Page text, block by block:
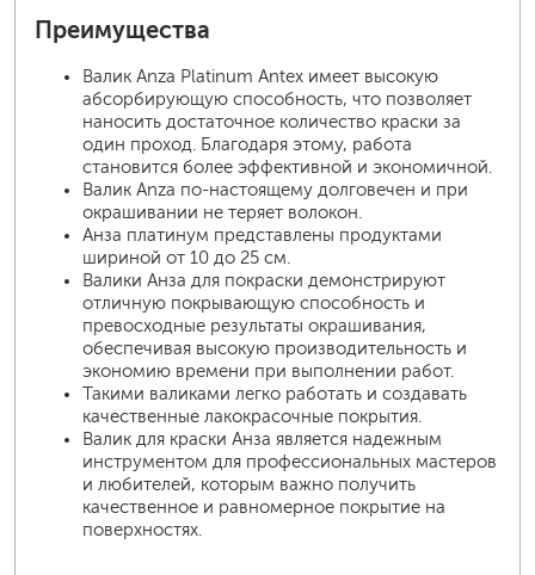
Преимущества
Валик Anza Platinum Antex имеет высокую
абсорбирующую способность, что позволяет
наносить достаточное количество краски за
один проход. Благодаря этому, работа
становится более эффективной и экономичной.
Валик Anza по-настоящему долговечен и при
окрашивании не теряет волокон.
Анза платинум представлены продуктами
шириной от 10 до 25 см.
Валики Анза для покраски демонстрируют
отличную покрывающую способность и
превосходные результаты окрашивания,
обеспечивая высокую производительность и
экономию времени при выполнении работ.
Такими валиками легко работать и создавать
качественные лакокрасочные покрытия.
Валик для краски Анза является надежным
инструментом для профессиональных мастеров
и любителей, которым важно получить
качественное и равномерное покрытие на
поверхностях.